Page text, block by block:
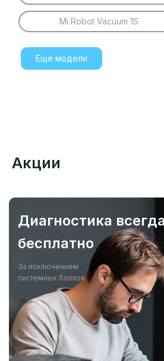
Mi Robot Vacuum 1S
Еще модели
Акции
Диагностика
бесплатно
За исключением
системных блоков